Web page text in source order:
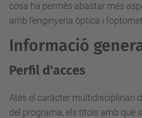
cosa ha permès abastar més
amb l’enginyeria òptica i
Informació
Perfil d'acces
Atès el caràcter multidisciplinari
del programa, els títols amb què